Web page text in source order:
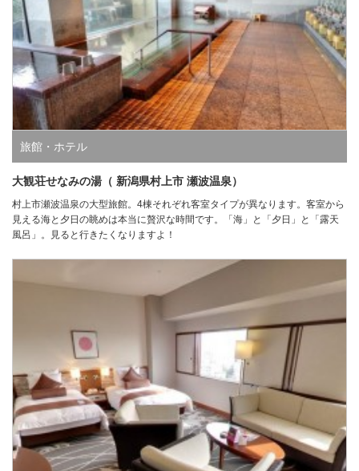
旅館・ホテル
大観荘せなみの湯（ 新潟県村上市 瀬波温泉）
村上市瀬波温泉の大型旅館。4棟それぞれ客室タイプが異なります。客室から
見える海と夕日の眺めは本当に贅沢な時間です。「海」と「夕日」と「露天
風呂」。見ると行きたくなりますよ！